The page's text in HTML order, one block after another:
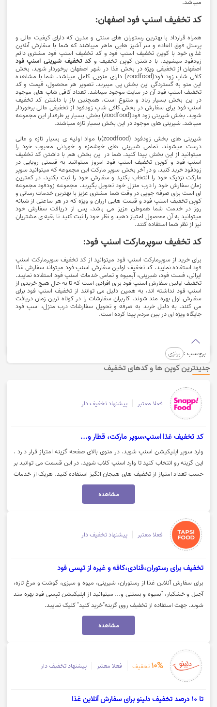
میباشد.
کد تخفیف اسنپ فود اصفهان:
همراه قرارداد با بهترین رستوران های سنتی و مدرن که دارای کیفیت عالی و
پرسنل فوق العاده و سر آشپز هایی ماهر میباشند که شما با سفارش آنلاین
غذای خود با کوپن تخفیف اسنپ فود وكد تخفيف اسنپ فودمشتری دائم
زودفود میشوید. با داشتن کوپن تخفیف وکد تخفیف شیرینی اسنپ فود
اصفهان از تخفیفی ویژه در بخش غذا در شهر اصفهان برخوردار شوید. بخش
کافی شاپ زود فود(zoodfood) دارای منویی کامل میباشد. شما با مشاهده
این منو به گستردگی این بخش پی میبرید. تصویر هر محصول، قیمت و کد
تخفیف اسنپ فود آن در سایت موجود میباشد. تعداد کافی شاپ های موجود
در این بخش بسیار زیاد و متنوع است. همچنین باز با داشتن کد تخفیف
اسنپ فود برای سفارش در بخش کافی شاپ زودفود از تخفیفی عالی برخوردار
شوید. بخش شیرینی زود فود(zoodfood) بخش بسیار پر طرفدار این مجموعه
میباشد. شیرینی های موجود در این بخش بسیار تازه میباشند.
شیرینی های بخش زودفود (zoodfood)
با مواد اولیه ی بسیار تازه و عالی
درست میشوند. تمامی شیرینی های خوشمزه و خوردنی محبوب خود را
میتوانید از این بخش پیدا کنید. شما در این بخش هم با داشتنکد تخفیف
اسنپ فود و کوپن تخفیف اسنپ فود امروز میتوانید به قیمتی رویایی در
زودفود خرید کنید. و در آخر بخش سوپر مارکت این مجموعه که میتوانید سوپر
مارکت نزدیک خود را انتخاب بکنید و سفارش خود را ثبت بکنید. در کمترین
زمان سفارش خود را درب منزل خود تحویل بگیرید. مجموعه زودفود مجموعه
ای است برای صرفه جویی در وقت شما مشتری عزیز با بهترین خدمات رسانی و
کوپنتخفیف اسنپ فودو قیمت هایی ارزان و ویژه که در هر ساعتی از شبانه
روز در خدمت شما هموطن عزیز می باشد. پس از دریافت سفارش خود
میتوانید به آن محصول امتیاز دهید و نظر خود را ثبت کنید تا بقیه ی مشتریان
نیز از نظر شما استفاده کنند.
کد تخفیف سوپرمارکت اسنپ فود:
برای خرید از سوپرمارکت اسنپ فود میتوانید از کد تخفیف سوپرمارکت اسنپ
فود استفاده نمایید. کد تخفیف اولین سفارش اسنپ فود میتواند سفارش غذا
ایرانی، فست فود، شیرینی، آبمیوه و تمامی خدمات اسنپ فود استفاده نمایید.
تخفیف اولین سفارش اسنپ فود برای افرادی است که تا به حال هیچ خریدی از
اسنپ فود نداشته اند، به همین دلیل می توانند از تخفيف اسنپ فود برای
سفارش اول بهره مند شوند. کاربران سفارشات را در کوتاه ترین زمان دریافت
می کنند. به دلیل خرید به صرفه و تحویل سفارشات درب منزل، اسپ فود
جایگاه ویژه ای در بین مردم پیدا کرده است.
برچسب : برنزی
جدیدترین کوپن ها و کدهای تخفیف
فعلا معتبر پیشنهاد تخفیف دار
کد تخفیف غذا اسنپ،سوپر مارکت، قطار و...
وارد سوپر اپلیکیشن اسنپ شوید. در منوی بالای صفحه گزینه امتیاز قرار دارد .
این گزینه رو انتخاب کنید تا وارد اسنپ کلاب شوید. در این قسمت می توانید بر
حسب تعداد امتیاز از تخفیف های هیجان انگیز استفاده کنید. هریک از خدمات
کلیک نمایید تا کدتخفیف را دریافت نمایید.
مشاهده
فعلا معتبر پیشنهاد تخفیف دار
تخفیف برای رستوران،قنادی،کافه و غیره از تپسی فود
برای سفارش آنلاین غذا از رستوران، شیرینی، میوه و سبزی، گوشت و مرغ تازه،
آجیل و خشکبار، آبمیوه و بستنی و... میتوانید از اپلیکیشن تپسی فود بهره مند
شوید. جهت استفاده از تخفیف روی گزینه"خرید کنید" کلیک نمایید.
مشاهده
10% تخفیف فعلا معتبر پیشنهاد تخفیف دار
تا 10 درصد تخفیف دلینو برای سفارش آنلاین غذا